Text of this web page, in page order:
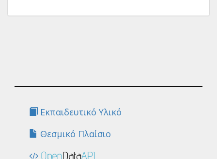
Εκπαιδευτικό Υλικό
Θεσμικό Πλαίσιο